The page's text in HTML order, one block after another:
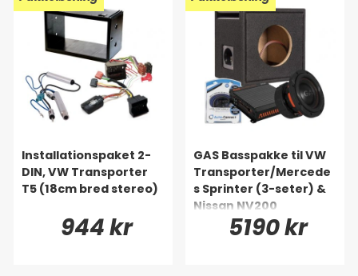
Installationspaket 2-
DIN, VW Transporter
T5 (18cm bred stereo)
944 kr
GAS Basspakke til VW
Transporter/Mercede
s Sprinter (3-seter) &
Nissan NV200
5190 kr